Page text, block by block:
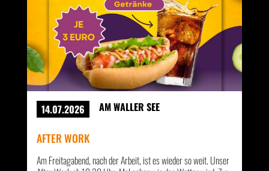
14.07.2026 AM WALLER SEE
AFTER WORK
Am Freitagabend, nach der Arbeit, ist es wieder so weit. Unser